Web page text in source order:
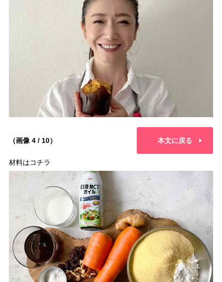
（画像 4 / 10） 本文に戻る
材料はコチラ